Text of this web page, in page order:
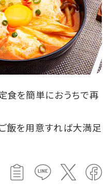
食を簡単におうちで再
飯を用意すれば大満足